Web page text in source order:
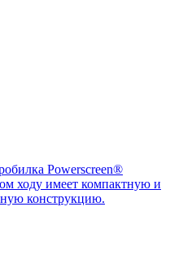
Powerscreen®
ходу имеет компактную и
конструкцию.